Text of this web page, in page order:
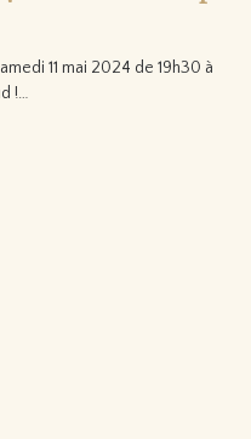
11 mai 2024 de 19h30 à
!…